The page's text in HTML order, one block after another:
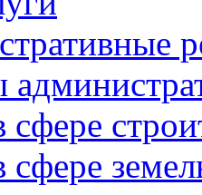
сфере
сфере